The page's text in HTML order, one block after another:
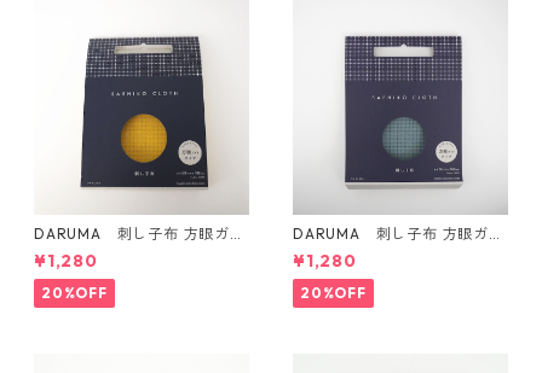
DARUMA 刺し子布 方眼ガイ
ドタイプ Col.4 カラシ
¥1,280
20%OFF
DARUMA 刺し子布 方眼ガイ
ドタイプ Col.5 にぶ青
¥1,280
20%OFF